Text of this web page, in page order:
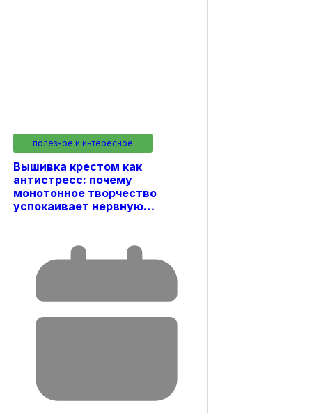
полезное и интересное
Вышивка крестом как
антистресс: почему
монотонное творчество
успокаивает нервную…